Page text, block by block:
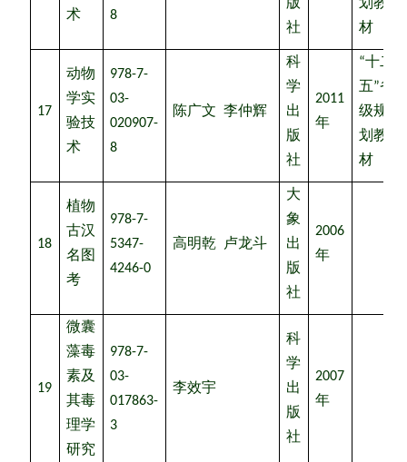
术
8
版
社
划教
材
17
动物
学实
验技
术
978-7-
03-
020907-
8
陈广文 李仲辉
科
学
出
版
社
2011
年
“十二
五”省
级规
划教
材
18
植物
古汉
名图
考
978-7-
5347-
4246-0
高明乾 卢龙斗
大
象
出
版
社
2006
年
19
微囊
藻毒
素及
其毒
理学
研究
978-7-
03-
017863-
3
李效宇
科
学
出
版
社
2007
年